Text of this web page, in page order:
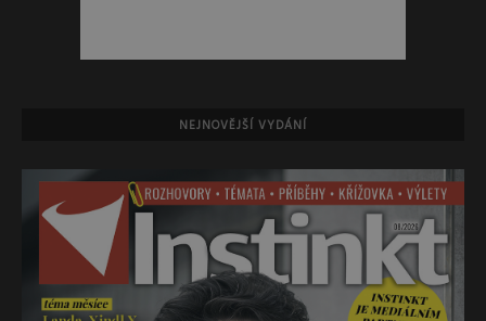
NEJNOVĚJŠÍ VYDÁNÍ